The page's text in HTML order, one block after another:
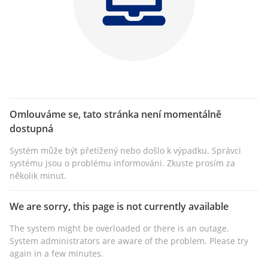
Omlouváme se, tato stránka není momentálně
dostupná
Systém může být přetížený nebo došlo k výpadku. Správci
systému jsou o problému informováni. Zkuste prosím za
několik minut.
We are sorry, this page is not currently available
The system might be overloaded or there is an outage.
System administrators are aware of the problem. Please try
again in a few minutes.